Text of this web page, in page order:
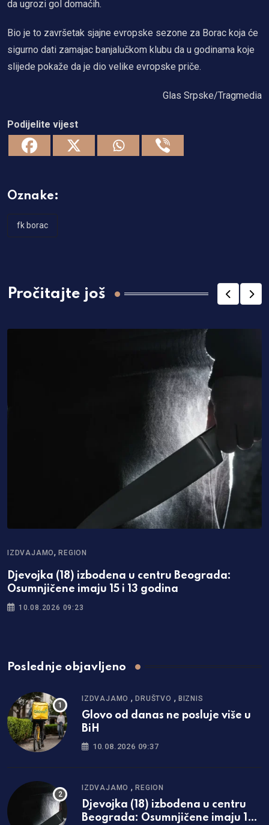
da ugrozi gol domaćih.
Bio je to završetak sjajne evropske sezone za Borac koja će
sigurno dati zamajac banjalučkom klubu da u godinama koje
slijede pokaže da je dio velike evropske priče.
Glas Srpske/Tragmedia
Podijelite vijest
Oznake:
fk borac
Pročitajte još
IZDVAJAMO,REGION
Djevojka (18) izbodena u centru Beograda:
Osumnjičene imaju 15 i 13 godina
10.08.2026 09:23
Poslednje objavljeno
IZDVAJAMO ,DRUŠTVO , BIZNIS
Glovo od danas ne posluje više u
BiH
10.08.2026 09:37
IZDVAJAMO ,REGION
Djevojka (18) izbodena u centru
Beograda: Osumnjičene imaju 15 i